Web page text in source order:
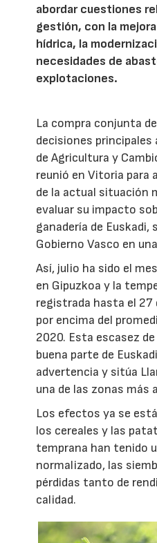
abordar cuestiones
gestión, con la
hídrica, la
necesidades de
explotaciones.
La compra conjunta
decisiones principales
de Agricultura y
reunió en Vitoria para
de la actual situación
evaluar su impacto
ganadería de Euskadi,
Gobierno Vasco en
Así, julio ha sido el
en Gipuzkoa y la
registrada hasta el 27
por encima del
2020. Esta escasez
buena parte de
advertencia y sitúa
una de las zonas más
Los efectos ya se
los cereales y las
temprana han tenido
normalizado, las
pérdidas tanto de
calidad.